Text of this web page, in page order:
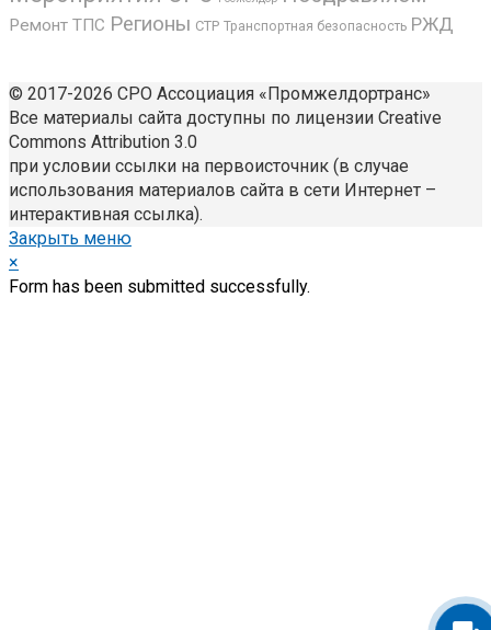
Ремонт ТПС Регионы СТР Транспортная безопасность РЖД
© 2017-2026 СРО Ассоциация «Промжелдортранс»
Все материалы сайта доступны по лицензии Creative
Commons Attribution 3.0
при условии ссылки на первоисточник (в случае
использования материалов сайта в сети Интернет –
интерактивная ссылка).
Закрыть меню
×
Form has been submitted successfully.